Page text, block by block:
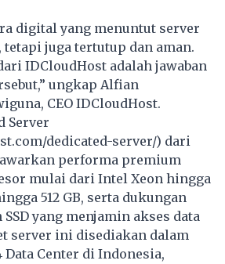
digital yang menuntut server
juga tertutup dan aman.
IDCloudHost adalah jawaban
ungkap Alfian
CEO IDCloudHost.
Server
dedicated-server/) dari
performa premium
mulai dari Intel Xeon hingga
512 GB, serta dukungan
yang menjamin akses data
server ini disediakan dalam
Center di Indonesia,